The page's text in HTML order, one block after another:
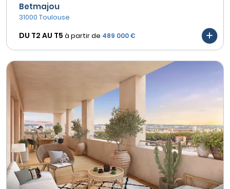
Betmajou
31000 Toulouse
DU T2 AU T5 à partir de 489 000 €